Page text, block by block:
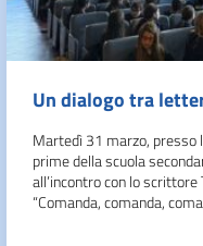
Un dialogo tra
Martedì 31 marzo, presso
prime della scuola
all’incontro con lo
“Comanda, comanda,